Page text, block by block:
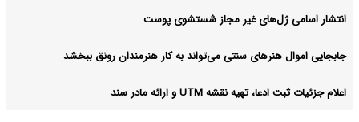
انتشار اسامی ژل‌های غیر مجاز شستشوی پوست
جابجایی اموال هنرهای سنتی می‌تواند به کار هنرمندان رونق ببخشد
اعلام جزئیات ثبت ادعا، تهیه نقشه UTM و ارائه مادر سند